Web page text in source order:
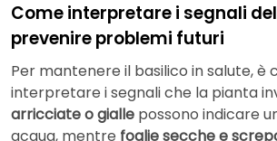
Come interpretare i segnali
prevenire problemi futuri
Per mantenere il basilico in salute, è
interpretare i segnali che la pianta
arricciate o gialle possono indicare
acqua, mentre foglie secche e